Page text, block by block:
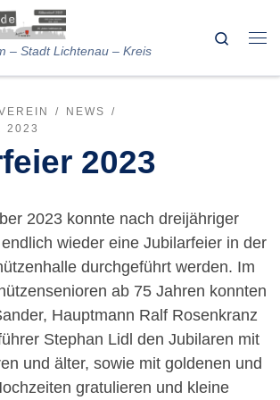
– Stadt Lichtenau – Kreis
Search
NEWS
2023
2023
2023 konnte nach dreijähriger
wieder eine Jubilarfeier in der
durchgeführt werden. Im
ab 75 Jahren konnten
Hauptmann Ralf Rosenkranz
Stephan Lidl den Jubilaren mit
und älter, sowie mit goldenen und
gratulieren und kleine